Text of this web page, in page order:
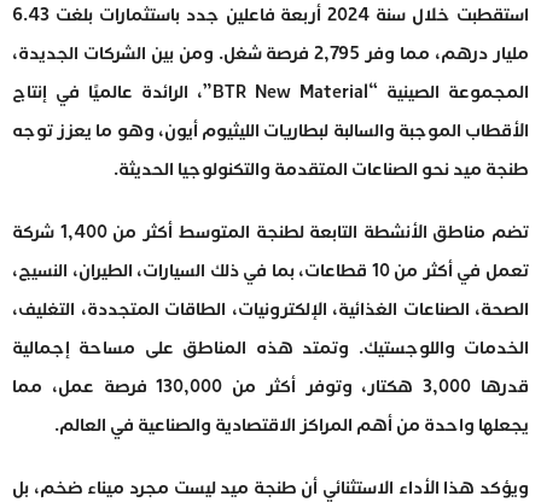
استقطبت خلال سنة 2024 أربعة فاعلين جدد باستثمارات بلغت 6.43
مليار درهم، مما وفر 2,795 فرصة شغل. ومن بين الشركات الجديدة،
المجموعة الصينية “BTR New Material”، الرائدة عالميًا في إنتاج
الأقطاب الموجبة والسالبة لبطاريات الليثيوم أيون، وهو ما يعزز توجه
طنجة ميد نحو الصناعات المتقدمة والتكنولوجيا الحديثة.
تضم مناطق الأنشطة التابعة لطنجة المتوسط أكثر من 1,400 شركة
تعمل في أكثر من 10 قطاعات، بما في ذلك السيارات، الطيران، النسيج،
الصحة، الصناعات الغذائية، الإلكترونيات، الطاقات المتجددة، التغليف،
الخدمات واللوجستيك. وتمتد هذه المناطق على مساحة إجمالية
قدرها 3,000 هكتار، وتوفر أكثر من 130,000 فرصة عمل، مما
يجعلها واحدة من أهم المراكز الاقتصادية والصناعية في العالم.
ويؤكد هذا الأداء الاستثنائي أن طنجة ميد ليست مجرد ميناء ضخم، بل